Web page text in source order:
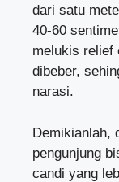
dari satu
40-60
melukis relief
dibeber,
narasi.
Demikianlah,
pengunjung
candi yang